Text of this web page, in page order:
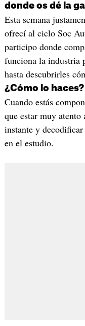
donde os dé la
Esta semana
ofrecí al ciclo Soc
participo donde
funciona la industria
hasta descubrirles
¿Cómo lo haces?
Cuando estás
que estar muy
instante y decodificar
en el estudio.